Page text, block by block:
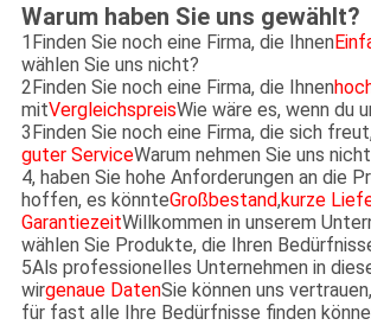
Warum haben Sie uns gewählt?
1Finden Sie noch eine Firma, die Ihnen
wählen Sie uns nicht?
2Finden Sie noch eine Firma, die Ihnen
mitVergleichspreisWie wäre es, wenn du
3Finden Sie noch eine Firma, die sich
guter ServiceWarum nehmen Sie uns
4, haben Sie hohe Anforderungen an die
hoffen, es könnteGroßbestand,kurze
GarantiezeitWillkommen in unserem
wählen Sie Produkte, die Ihren
5Als professionelles Unternehmen in
wirgenaue DatenSie können uns
für fast alle Ihre Bedürfnisse finden